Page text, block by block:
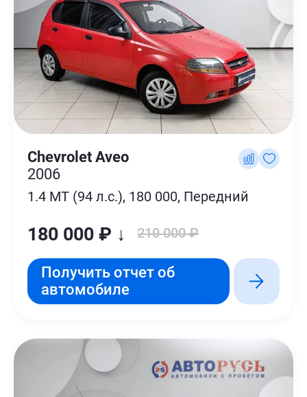
Chevrolet Aveo
2006
1.4 MT (94 л.с.), 180 000, Передний
180 000 ₽ ↓ 210 000 ₽
Получить отчет об
автомобиле